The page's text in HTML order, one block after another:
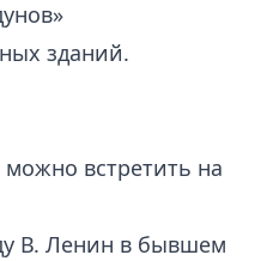
зданий.
встретить на
В. Ленин в бывшем